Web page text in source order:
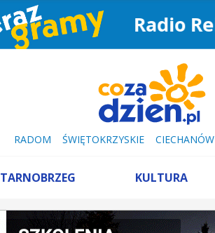
Radio Rekord
RADOM ŚWIĘTOKRZYSKIE CIECHANÓW
TARNOBRZEG KULTURA